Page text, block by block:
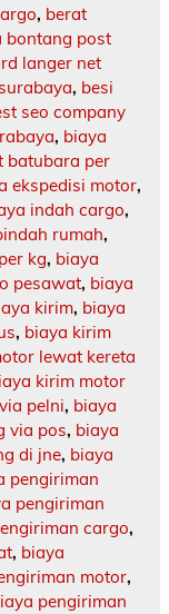
, berat
bontang post
langer net
, besi
seo company
, biaya
batubara per
ekspedisi motor,
indah cargo,
rumah,
kg, biaya
pesawat, biaya
kirim, biaya
, biaya kirim
lewat kereta
kirim motor
pelni, biaya
via pos, biaya
di jne, biaya
pengiriman
pengiriman
cargo,
, biaya
motor,
pengiriman